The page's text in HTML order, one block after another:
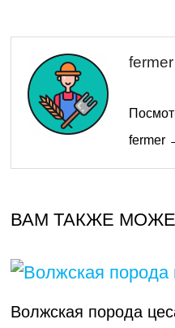
fermer
fermer
ВАМ ТАКЖЕ
Волжская порода